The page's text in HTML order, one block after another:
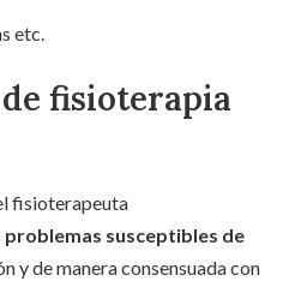
etc.
fisioterapia
fisioterapeuta
susceptibles de
y de manera consensuada con